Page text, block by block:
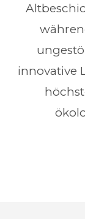
innovative